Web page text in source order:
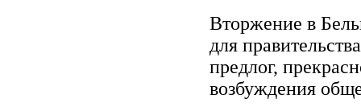
Вторжение в
для
предлог,
возбуждения